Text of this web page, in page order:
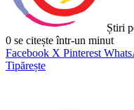
Știri
0 se citește într-un minut
Facebook X Pinterest
Tipărește